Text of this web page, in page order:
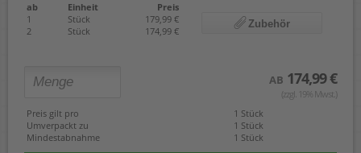
ab Einheit
Preis
1
Stück
179,99 €
2
Stück 174,99 €
Zubehör
AB 174,99 €
(zzgl. 19% Mwst.)
Preis gilt pro
1 Stück
Umverpackt zu
1 Stück
Mindestabnahme
1 Stück